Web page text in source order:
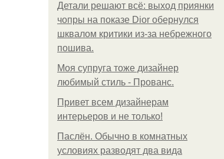
Детали решают всё: выход приянки
чопры на показе Dior обернулся
шквалом критики из-за небрежного
пошива.
Моя супруга тоже дизайнер
любимый стиль - Прованс.
Привет всем дизайнерам
интерьеров и не только!
Паслён. Обычно в комнатных
условиях разводят два вида